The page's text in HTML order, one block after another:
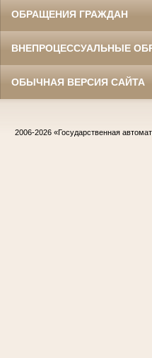
ОБРАЩЕНИЯ ГРАЖДАН
ВНЕПРОЦЕССУАЛЬНЫЕ
ОБЫЧНАЯ ВЕРСИЯ САЙТА
2006-2026 «Государственная